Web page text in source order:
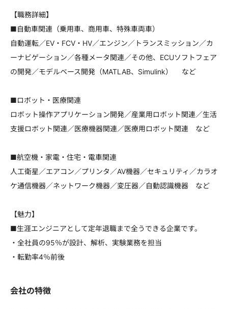
【職務詳細】
■自動車関連（乗用車、商用車、特殊車両車）
自動運転／EV・FCV・HV／エンジン／トランスミッション／カ
ーナビゲーション／各種メータ関連／その他、ECUソフトフェア
の開発／モデルベース開発（MATLAB、Simulink） など
■ロボット・医療関連
ロボット操作アプリケーション開発／産業用ロボット関連／生活
支援ロボット関連／医療機器関連／医療用ロボット関連 など
■航空機・家電・住宅・電車関連
人工衛星／エアコン／プリンタ／AV機器／セキュリティ／カラオ
ケ通信機器／ネットワーク機器／変圧器／自動認識機器 など
【魅力】
■生涯エンジニアとして定年退職まで全うできる企業です。
・全社員の95％が設計、解析、実験業務を担当
・転勤率4％前後
会社の特徴